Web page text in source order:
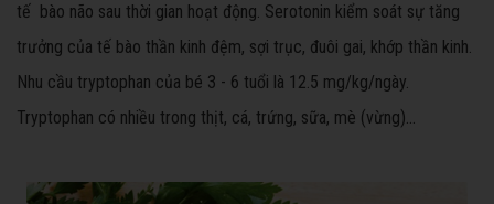
tế bào não sau thời gian hoạt động. Serotonin kiểm soát sự tăng
trưởng của tế bào thần kinh đệm, sợi trục, đuôi gai, khớp thần kinh.
Nhu cầu tryptophan của bé 3 - 6 tuổi là 12.5 mg/kg/ngày.
Tryptophan có nhiều trong thịt, cá, trứng, sữa, mè (vừng)…